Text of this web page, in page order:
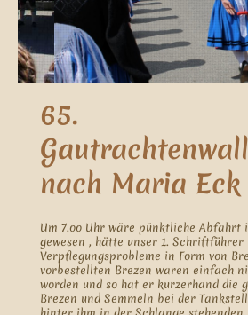
65.
nach Maria Eck
Um 7.oo Uhr wäre pünktliche Abfahrt
gewesen , hätte unser 1.
Verpflegungsprobleme in Form von
vorbestellten Brezen waren einfach
worden und so hat er kurzerhand die
Brezen und Semmeln bei der